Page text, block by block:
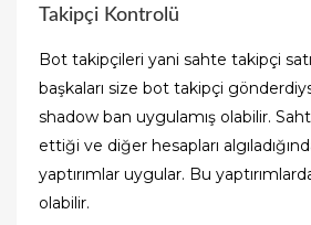
Takipçi Kontrolü
Bot takipçileri yani sahte takipçi
başkaları size bot takipçi
shadow ban uygulamış olabilir.
ettiği ve diğer hesapları
yaptırımlar uygular. Bu
olabilir.